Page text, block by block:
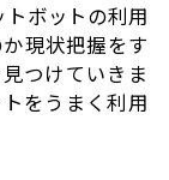
トボットの利用
現状把握をす
つけていきま
をうまく利用